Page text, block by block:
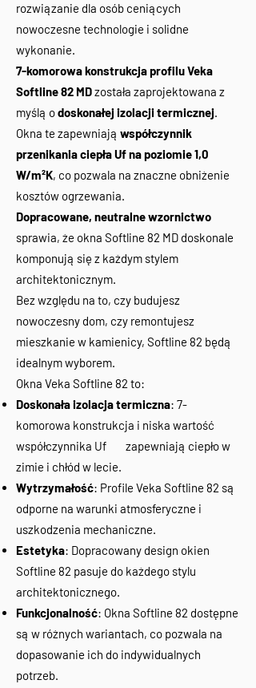
rozwiązanie dla osób ceniących
nowoczesne technologie i solidne
wykonanie.
7-komorowa konstrukcja profilu Veka
Softline 82 MDzostała zaprojektowana z
myślą odoskonałej izolacji termicznej.
Okna te zapewniają współczynnik
przenikania ciepła Uf na poziomie 1,0
W/m²K, co pozwala na znaczne obniżenie
kosztów ogrzewania.
Dopracowane, neutralne wzornictwo
sprawia, że okna Softline 82 MD doskonale
komponują się z każdym stylem
architektonicznym.
Bez względu na to, czy budujesz
nowoczesny dom, czy remontujesz
mieszkanie w kamienicy, Softline 82 będą
idealnym wyborem.
Okna Veka Softline 82 to:
Doskonała izolacja termiczna: 7-
komorowa konstrukcja i niska wartość
współczynnika Uf zapewniają ciepło w
zimie i chłód w lecie.
Wytrzymałość: Profile Veka Softline 82 są
odporne na warunki atmosferyczne i
uszkodzenia mechaniczne.
Estetyka: Dopracowany design okien
Softline 82 pasuje do każdego stylu
architektonicznego.
Funkcjonalność: Okna Softline 82 dostępne
są w różnych wariantach, co pozwala na
dopasowanie ich do indywidualnych
potrzeb.